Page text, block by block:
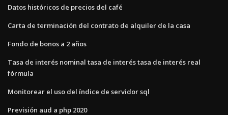
Datos históricos de precios del café
Carta de terminación del contrato de alquiler de la casa
Fondo de bonos a 2 años
Tasa de interés nominal tasa de interés tasa de interés real
fórmula
Monitorear el uso del índice de servidor sql
Previsión aud a php 2020